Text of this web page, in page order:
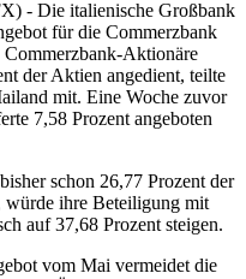
- Die italienische Großbank
für die Commerzbank
Aktionäre
der Aktien angedient, teilte
mit. Eine Woche zuvor
7,58 Prozent angeboten
schon 26,77 Prozent der
würde ihre Beteiligung mit
auf 37,68 Prozent steigen.
vom Mai vermeidet die